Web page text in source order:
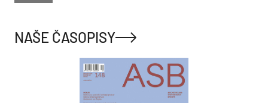
NAŠE ČASOPISY